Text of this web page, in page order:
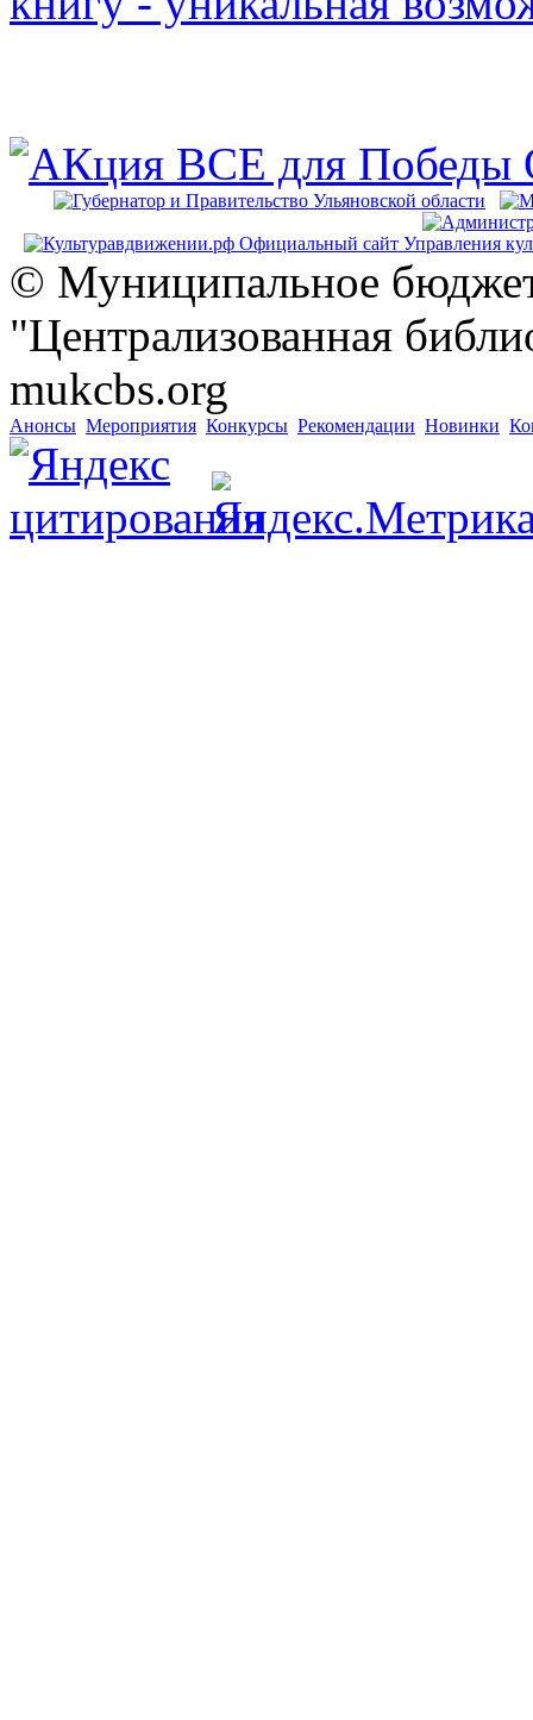
© Муниципальное
"Централизованная
mukcbs.org
Анонсы Мероприятия Конкурсы Рекомендации Новинки